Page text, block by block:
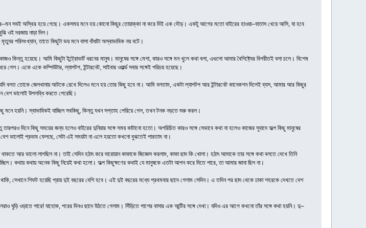
সবই অস্থির হয়ে গেছে। একসময় মনে হয় কোনো কিছুর তোয়াক্কা না করে দিই এক দৌড়। একটু আগের মতো বাইরের হাওয়া–বাতাস খেয়ে আসি, যা হবে
ওই দরজায় নাড়া দিল।
পরিসংখ্যান, তাতে কিছুটা ভয় মনে বাসা বাঁধাটা অস্বাভাবিক নয় বটে।
কিন্তু হয়েছে। আমি কিছুটা ইন্ট্রোভার্ট ধরনের মানুষ। মানুষের সঙ্গে মেশা, কারও সঙ্গে মন খুলে কথা বলা, এগুলো আমার বৈশিষ্ট্যের বিপরীতই বলা চলে। বিশেষ
একে একে কম্পিউটার, ল্যাপটপ, ইন্টারনেট, সাইবার ওয়ার্ল্ড সবার সঙ্গেই পরিচয় হয়েছে।
বলত তোকে জেলখানায় আটকে রেখে দিলেও মনে হয় তোর কিছু হবে না। আমি বলতাম, একটা ল্যাপটপ আর ইন্টারনেট কানেকশন দিলেই ব্যস, আমার আর কিছুর
বেশ ভালোই উপলব্ধি করতে পেরেছি।
মনে হয়নি। স্বাভাবিকই যাচ্ছিল সবকিছু, কিন্তু যখন সপ্তাহ পেরিয়ে গেল, তখন টনক নড়তে শুরু করল।
দিনে কিছু সময়ের জন্য হলেও বাইরের দুনিয়ার সঙ্গে সময় কাটানো হতো। অপরিচিত কারও সঙ্গে সেভাবে কথা না হলেও কাজের সুবাদে অল্প কিছু মানুষের
ভালোই প্রভাব ফেলছে, সেটা এই সময়টা না এলে হয়তো কখনো বুঝতেই পারতাম না।
আর ভালো লাগছিল না। তাই সেদিন হঠাৎ করে দারোয়ান কাকাকে জিজ্ঞেস করলাম, কাকা ছাদ কি খোলা। হঠাৎ আমাকে তার সঙ্গে কথা বলতে দেখে তিনি
কথায় কথায় অনেক কিছু নিয়েই কথা হলো। অল্প কিছুক্ষণের কথাই যে মানুষকে এতটা আপন করে দিতে পারে, তা আমার জানা ছিল না।
সেখানে শিফট হয়েছি প্রায় দুই বছরের বেশি হবে। এই দুই বছরের মধ্যে প্রথমবার ছাদে গেলাম সেদিন। এ তদিন পর ছাদ থেকে ঢাকা শহরকে দেখতে বেশ
ঘুড়ি ওড়াতে পারে! যাহোক, পরের দিনও ছাদে উঠতে গেলাম। সিঁড়িতে পাশের বাসার এক আন্টির সঙ্গে দেখা। যদিও এর আগে কখনো তাঁর সঙ্গে কথা হয়নি। দু–